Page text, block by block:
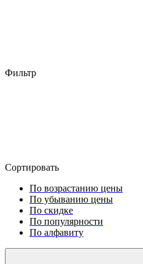
Фильтр
Сортировать
По возрастанию цены
По убыванию цены
По скидке
По популярности
По алфавиту